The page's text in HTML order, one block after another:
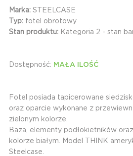
Marka: STEELCASE
Typ: fotel obrotowy
Stan produktu: Kategoria 2 - stan
Dostępność: MAŁA ILOŚĆ
Fotel posiada tapicerowane
oraz oparcie wykonane z
zielonym kolorze.
Baza, elementy podłokietników
kolorze białym. Model THINK
Steelcase.